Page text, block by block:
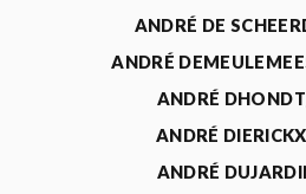
ANDRÉ DE
ANDRÉ
ANDRÉ
ANDRÉ
ANDRÉ